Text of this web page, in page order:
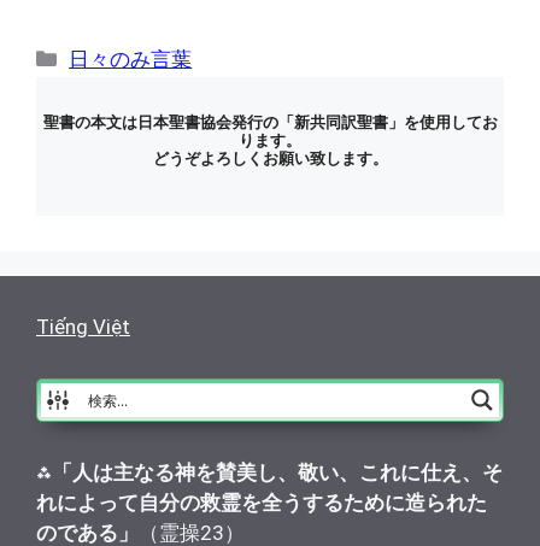
カ
ゴ
日々のみ言葉
聖書の本文は日本聖書協会発行の「新共同訳聖書」を使用してお
ります。
どうぞよろしくお願い致します。
Tiếng Việt
⁂ 「人は主なる神を賛美し、敬い、これに仕え、そ
れによって自分の救霊を全うするために造られた
のである」
（霊操23）